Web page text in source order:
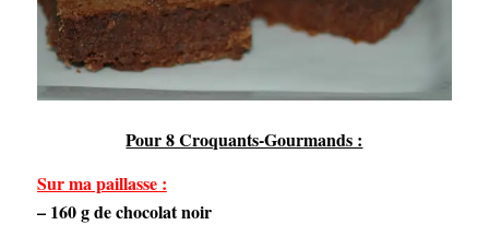
Pour 8 Croquants-Gourmands :
Sur ma paillasse :
– 160 g de chocolat noir